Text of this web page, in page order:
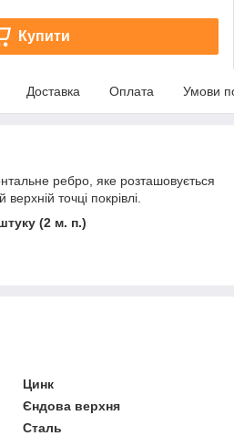
Купити
Доставка Оплата Умови
ребро, яке розташовується
точці покрівлі.
(2 м. п.)
Цинк
Єндова верхня
Сталь